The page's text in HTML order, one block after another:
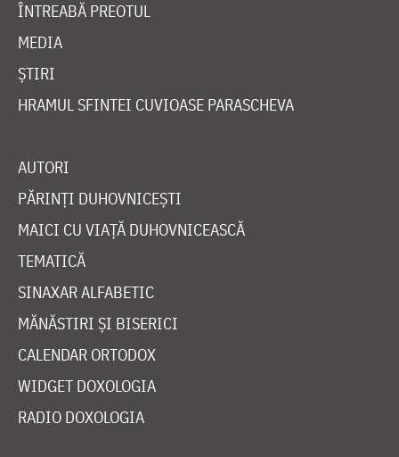
ÎNTREABĂ PREOTUL
MEDIA
ȘTIRI
HRAMUL SFINTEI CUVIOASE PARASCHEVA
AUTORI
PĂRINȚI DUHOVNICEȘTI
MAICI CU VIAȚĂ DUHOVNICEASCĂ
TEMATICĂ
SINAXAR ALFABETIC
MĂNĂSTIRI ȘI BISERICI
CALENDAR ORTODOX
WIDGET DOXOLOGIA
RADIO DOXOLOGIA